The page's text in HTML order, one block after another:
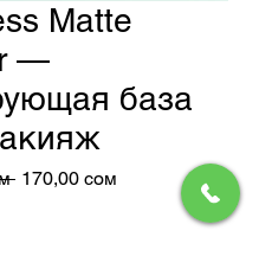
Matte
—
база
Обычная
170,00 сом Спеццена